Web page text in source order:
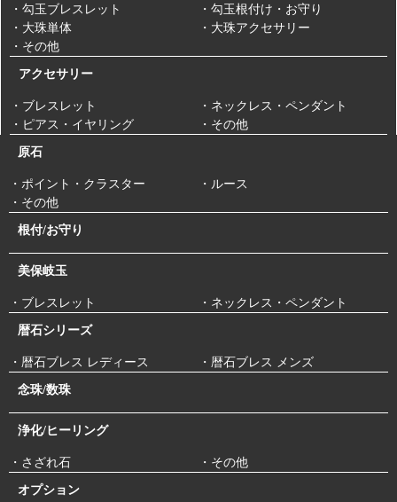
・勾玉ブレスレット
・勾玉根付け・お守り
・大珠単体
・大珠アクセサリー
・その他
アクセサリー
・ブレスレット
・ネックレス・ペンダント
・ピアス・イヤリング
・その他
原石
・ポイント・クラスター
・ルース
・その他
根付/お守り
美保岐玉
・ブレスレット ・ネックレス・ペンダント
暦石シリーズ
・暦石ブレス レディース ・暦石ブレス メンズ
念珠/数珠
浄化/ヒーリング
・さざれ石 ・その他
オプション